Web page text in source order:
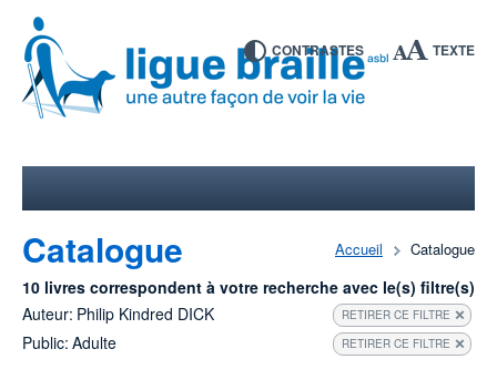
CONTRASTES TEXTE
Accueil Catalogue
Catalogue
10 livres correspondent à votre recherche avec le(s) filtre(s)
Auteur: Philip Kindred DICK RETIRER CE FILTRE
Public: Adulte RETIRER CE FILTRE